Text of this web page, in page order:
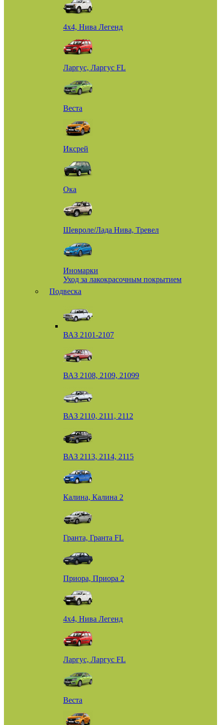
4х4, Нива Легенд
Ларгус, Ларгус FL
Веста
Иксрей
Ока
Шевроле/Лада Нива, Тревел
Иномарки
Уход за лакокрасочным покрытием
Подвеска
ВАЗ 2101-2107
ВАЗ 2108, 2109, 21099
ВАЗ 2110, 2111, 2112
ВАЗ 2113, 2114, 2115
Калина, Калина 2
Гранта, Гранта FL
Приора, Приора 2
4х4, Нива Легенд
Ларгус, Ларгус FL
Веста